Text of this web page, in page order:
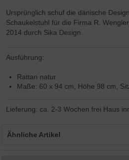
Ursprünglich schuf die dänische
Schaukelstuhl für die Firma R.
2014 durch Sika Design.
Ausführung:
Rattan natur
Maße: 60 x 94 cm, Höhe 98 cm,
Lieferung: ca. 2-3 Wochen frei Haus
Ähnliche Artikel